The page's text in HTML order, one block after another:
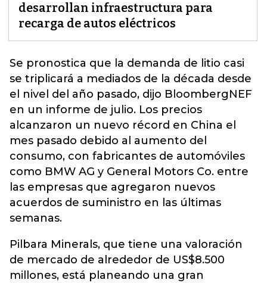
desarrollan infraestructura para
recarga de autos eléctricos
Se pronostica que la demanda de litio casi
se triplicará a mediados de la década desde
el nivel del año pasado, dijo BloombergNEF
en un informe de julio. Los precios
alcanzaron un nuevo récord en China el
mes pasado debido al aumento del
consumo, con fabricantes de automóviles
como BMW AG y General Motors Co. entre
las empresas que agregaron nuevos
acuerdos de suministro en las últimas
semanas.
Pilbara Minerals, que tiene una valoración
de mercado de alrededor de US$8.500
millones, está planeando una gran